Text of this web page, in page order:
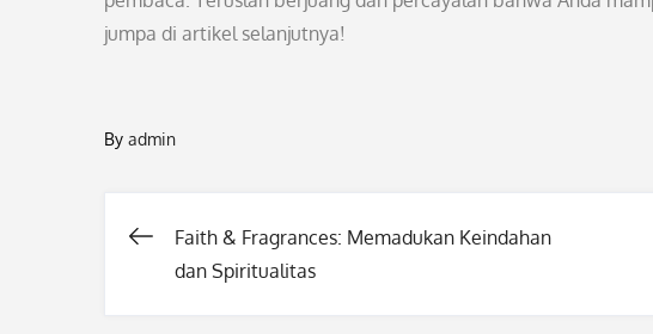
jumpa di artikel selanjutnya!
By admin
Post
Faith & Fragrances: Memadukan Keindahan
dan Spiritualitas